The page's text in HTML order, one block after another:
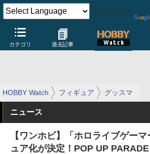
Powered by
カテゴリ 過去記事
HOBBY Watch フィギュア グッスマ
ニュース
【ワンホビ】「ホロライブゲー
ュア化が決定！POP UP